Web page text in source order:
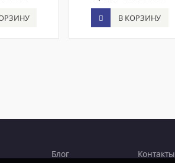
В КОРЗИНУ
Блог Контакты